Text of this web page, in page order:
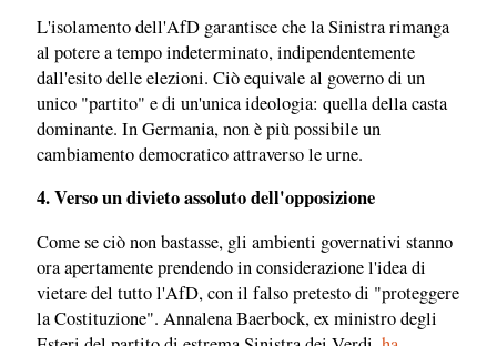
L'isolamento dell'AfD garantisce che la Sinistra rimanga
al potere a tempo indeterminato, indipendentemente
dall'esito delle elezioni. Ciò equivale al governo di un
unico "partito" e di un'unica ideologia: quella della casta
dominante. In Germania, non è più possibile un
cambiamento democratico attraverso le urne.
4. Verso un divieto assoluto dell'opposizione
Come se ciò non bastasse, gli ambienti governativi stanno
ora apertamente prendendo in considerazione l'idea di
vietare del tutto l'AfD, con il falso pretesto di "proteggere
la Costituzione". Annalena Baerbock, ex ministro degli